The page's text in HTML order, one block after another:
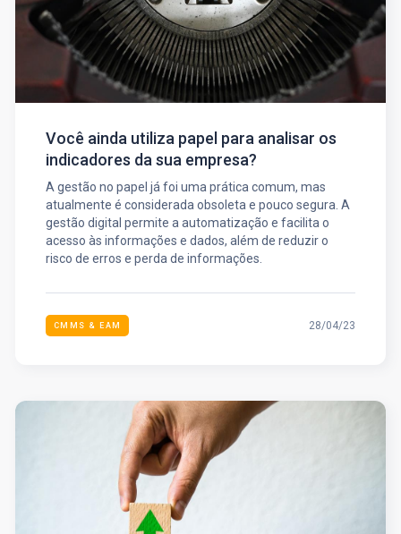
Você ainda utiliza papel para analisar os
indicadores da sua empresa?
A gestão no papel já foi uma prática comum, mas
atualmente é considerada obsoleta e pouco segura. A
gestão digital permite a automatização e facilita o
acesso às informações e dados, além de reduzir o
risco de erros e perda de informações.
CMMS & EAM 28/04/23